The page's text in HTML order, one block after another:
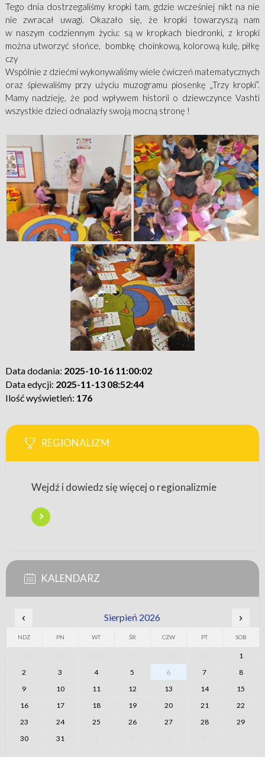
Tego dnia dostrzegaliśmy kropki tam, gdzie wcześniej nikt na nie
nie zwracał uwagi. Okazało się, że kropki towarzyszą nam
w naszym codziennym życiu: są w kropkach biedronki, z kropki
można utworzyć słońce, bombkę choinkową, kolorową kulę, piłkę
czy
Wspólnie z dziećmi wykonywaliśmy wiele ćwiczeń matematycznych
oraz śpiewaliśmy przy użyciu muzogramu piosenkę „Trzy kropki”.
Mamy nadzieję, że pod wpływem historii o dziewczynce Vashti
wszystkie dzieci odnalazły swoją mocną stronę !
Data dodania: 2025-10-16 11:00:02
Data edycji: 2025-11-13 08:52:44
Ilość wyświetleń: 176
REGIONALIZM
Wejdź i dowiedz się więcej o regionalizmie
KALENDARZ
‹ Sierpień 2026 ›
NDZ PN WT ŚR CZW PT SOB
1
2
3 4 5 6 7
8
9
10 11 12 13 14
15
16
17 18 19 20 21
22
23
24 25 26 27 28
29
30
31